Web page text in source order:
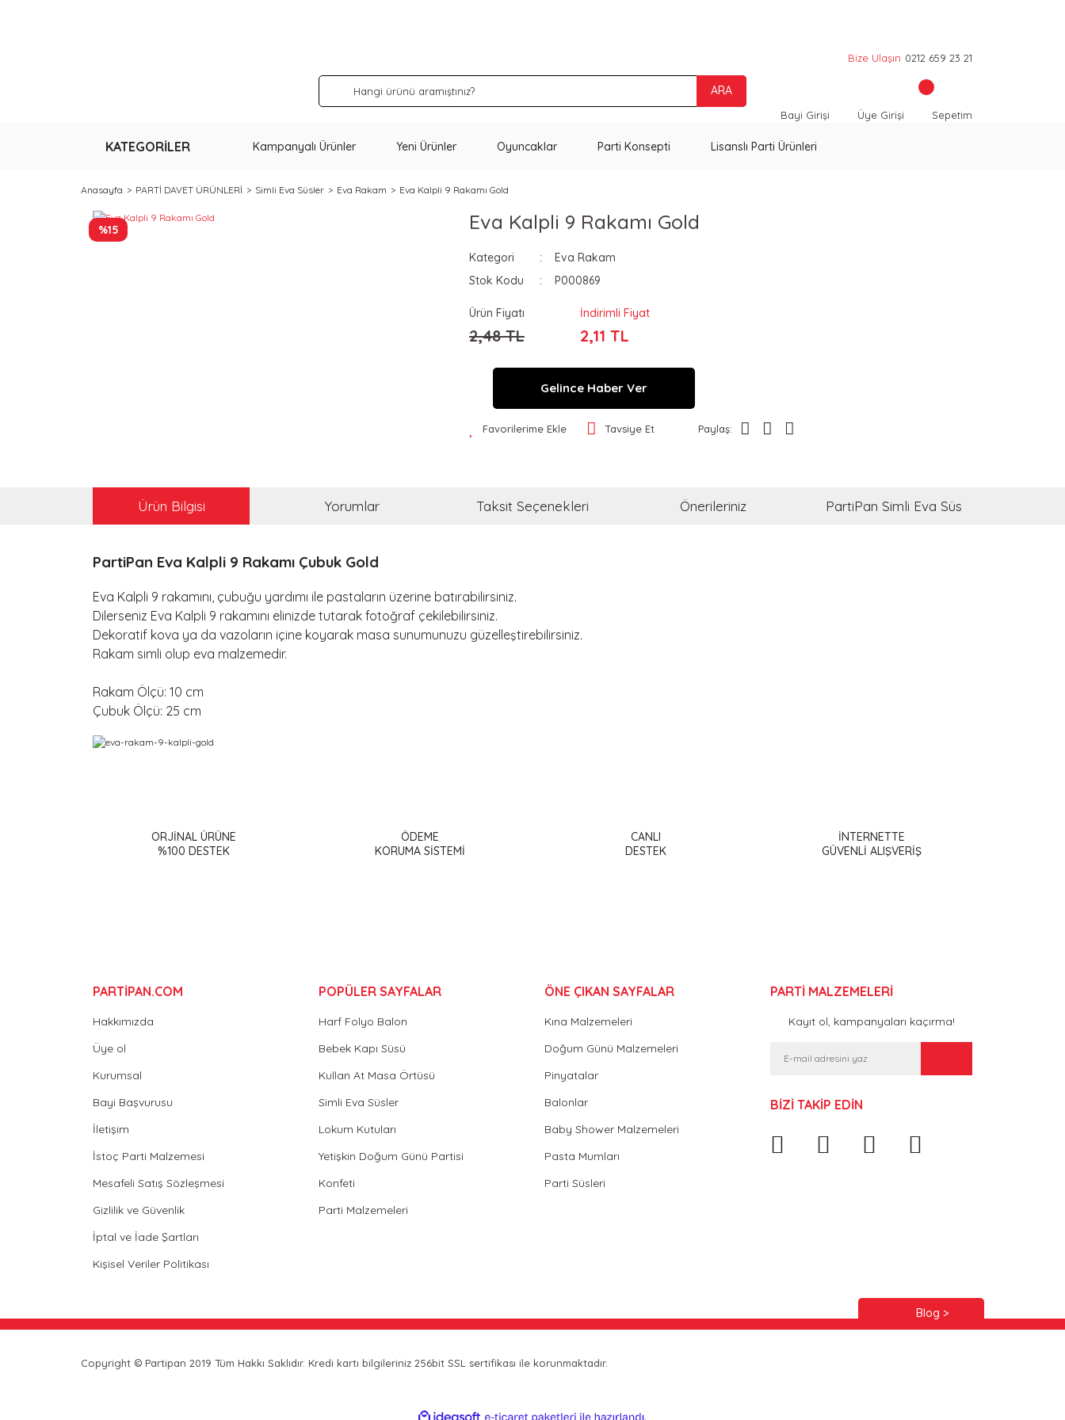
ARA
Bize Ulaşın 0212 659 23 21
Bayi Girişi Üye Girişi Sepetim
KATEGORİLER Kampanyalı Ürünler Yeni Ürünler Oyuncaklar Parti Konsepti Lisanslı Parti Ürünleri
Anasayfa PARTİ DAVET ÜRÜNLERİ Simli Eva Süsler Eva Rakam Eva Kalpli 9 Rakamı Gold
%15 Eva Kalpli 9 Rakamı Gold
Kategori
Eva Rakam
Stok Kodu
P000869
Ürün Fiyatı
2,48 TL
İndirimli Fiyat
2,11 TL
Gelince Haber Ver
Favorilerime Ekle Tavsiye Et Paylaş:
Ürün Bilgisi Yorumlar Taksit Seçenekleri Önerileriniz PartiPan Simli Eva Süs
PartiPan Eva Kalpli 9 Rakamı Çubuk Gold
Eva Kalpli 9 rakamını, çubuğu yardımı ile pastaların üzerine batırabilirsiniz.
Dilerseniz Eva Kalpli 9 rakamını elinizde tutarak fotoğraf çekilebilirsiniz.
Dekoratif kova ya da vazoların içine koyarak masa sunumunuzu güzelleştirebilirsiniz.
Rakam simli olup eva malzemedir.
Rakam Ölçü: 10 cm
Çubuk Ölçü: 25 cm
Ürün resmi kalitesiz, bozuk veya görüntülenemiyor.
ORJİNAL ÜRÜNE
%100 DESTEK
ÖDEME
KORUMA SİSTEMİ
CANLI
DESTEK
İNTERNETTE
GÜVENLİ ALIŞVERİŞ
PARTİPAN.COM
Hakkımızda
Üye ol
Kurumsal
Bayi Başvurusu
İletişim
İstoç Parti Malzemesi
Mesafeli Satış Sözleşmesi
Gizlilik ve Güvenlik
İptal ve İade Şartları
Kişisel Veriler Politikası
POPÜLER SAYFALAR
Harf Folyo Balon
Bebek Kapı Süsü
Kullan At Masa Örtüsü
Simli Eva Süsler
Lokum Kutuları
Yetişkin Doğum Günü Partisi
Konfeti
Parti Malzemeleri
ÖNE ÇIKAN SAYFALAR
Kına Malzemeleri
Doğum Günü Malzemeleri
Pinyatalar
Balonlar
Baby Shower Malzemeleri
Pasta Mumları
Parti Süsleri
PARTİ MALZEMELERİ
Kayıt ol, kampanyaları kaçırma!
BİZİ TAKİP EDİN
Copyright © Partipan 2019 Tüm Hakkı Saklıdır. Kredi kartı bilgileriniz 256bit SSL sertifikası ile korunmaktadır.
Blog >
ideasoft e-